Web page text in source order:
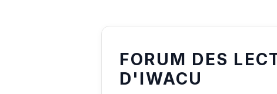
FORUM DES
D'IWACU